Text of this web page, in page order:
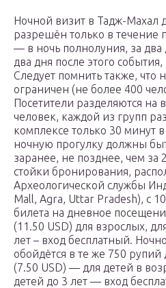
Ночной визит в Тадж-Махал
разрешён только в течение
— в ночь полнолуния, за два
два дня после этого
Следует помнить также, что
ограничен (не более 400
Посетители разделяются на
человек, каждой из групп
комплексе только 30 минут
ночную прогулку должны
заранее, не позднее, чем за
стойки бронирования,
Археологической службы
Mall, Agra, Uttar Pradesh), с
билета на дневное
(11.50 USD) для взрослых,
лет – вход бесплатный.
обойдётся в те же 750
(7.50 USD) — для детей в
детей до 3 лет — вход